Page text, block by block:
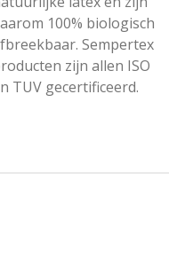
100% biologisch
Sempertex
zijn allen ISO
TUV gecertificeerd.